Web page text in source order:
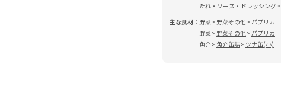
たれ・ソース・ドレッシング
主な食材： 野菜 野菜その他 パプリカ
野菜
野菜その他 パプリカ
魚介
魚介缶詰 ツナ缶(小)